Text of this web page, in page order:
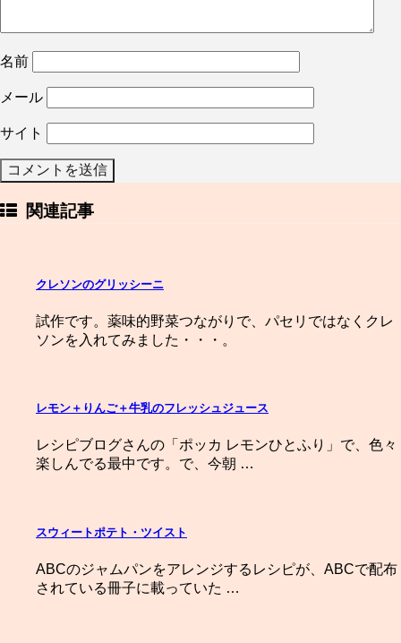
名前
メール
サイト
関連記事
クレソンのグリッシーニ
試作です。薬味的野菜つながりで、パセリではなくクレ
ソンを入れてみました・・・。
レモン＋りんご＋牛乳のフレッシュジュース
レシピブログさんの「ポッカ レモンひとふり」で、色々
楽しんでる最中です。で、今朝 …
スウィートポテト・ツイスト
ABCのジャムパンをアレンジするレシピが、ABCで配布
されている冊子に載っていた …